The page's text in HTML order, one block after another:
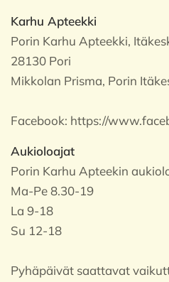
Karhu Apteekki
Porin Karhu Apteekki,
28130 Pori
Mikkolan Prisma, Porin
Facebook: https://
Aukioloajat
Porin Karhu Apteekin
Ma-Pe 8.30-19
La 9-18
Su 12-18
Pyhäpäivät saattavat